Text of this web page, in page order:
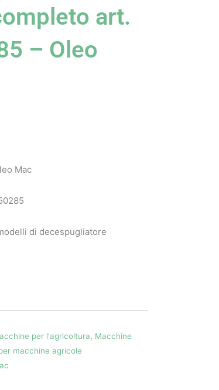
art.
– Oleo
Mac
di decespugliatore
per l'agricoltura, Macchine
macchine agricole